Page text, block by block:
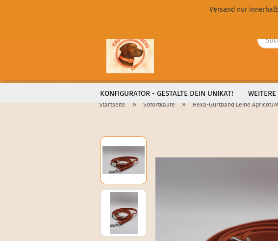
Versand nur
KONFIGURATOR - GESTALTE DEIN UNIKAT! WEITERE
Startseite » Sofortkäufe » Hexa-Gurtband Leine Apricot/